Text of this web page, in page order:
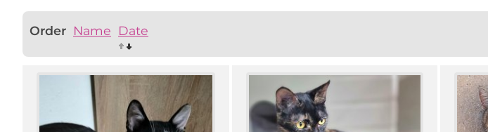
Order Name Date